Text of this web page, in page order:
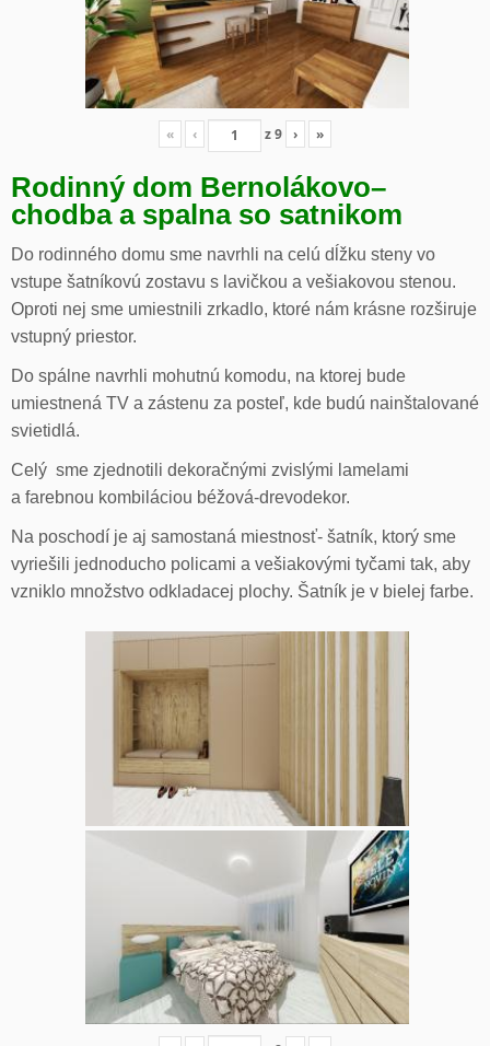
« ‹ z9 › »
Rodinný dom Bernolákovo–
chodba a spalna so satnikom
Do rodinného domu sme navrhli na celú dĺžku steny vo
vstupe šatníkovú zostavu s lavičkou a vešiakovou stenou.
Oproti nej sme umiestnili zrkadlo, ktoré nám krásne rozširuje
vstupný priestor.
Do spálne navrhli mohutnú komodu, na ktorej bude
umiestnená TV a zástenu za posteľ, kde budú nainštalované
svietidlá.
Celý sme zjednotili dekoračnými zvislými lamelami
a farebnou kombiláciou béžová-drevodekor.
Na poschodí je aj samostaná miestnosť- šatník, ktorý sme
vyriešili jednoducho policami a vešiakovými tyčami tak, aby
vzniklo množstvo odkladacej plochy. Šatník je v bielej farbe.